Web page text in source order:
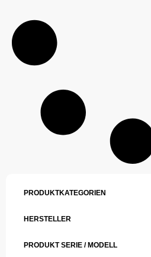
PRODUKTKATEGORIEN
HERSTELLER
PRODUKT SERIE / MODELL